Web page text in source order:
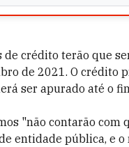
de crédito terão que
de 2021. O crédito
ser apurado até o
"não contarão com
entidade pública, e